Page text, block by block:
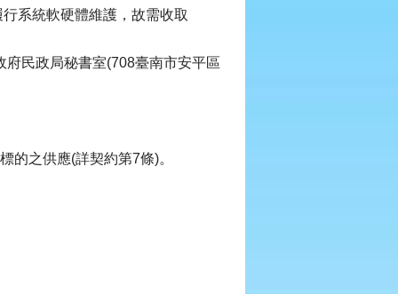
系統軟硬體維護，故需收取
民政局秘書室(708臺南市安平區
的之供應(詳契約第7條)。